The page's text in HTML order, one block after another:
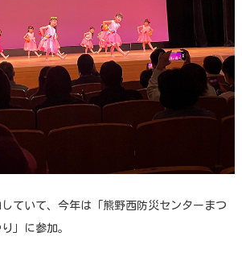
ていて、今年は「熊野西防災センターまつ
」に参加。